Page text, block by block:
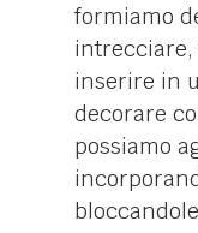
formiamo
inserire in
decorare
possiamo